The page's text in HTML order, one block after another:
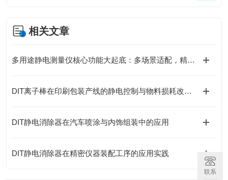
相关文章
多用途静电测量仪核心功能大起底：多场景适配，精准掌控静电动态！
DIT离子棒在印刷包装产线的静电控制与物料损耗改善实践
DIT静电消除器在汽车喷涂与内饰组装中的应用
DIT静电消除器在精密仪器装配工序的应用实践
联系